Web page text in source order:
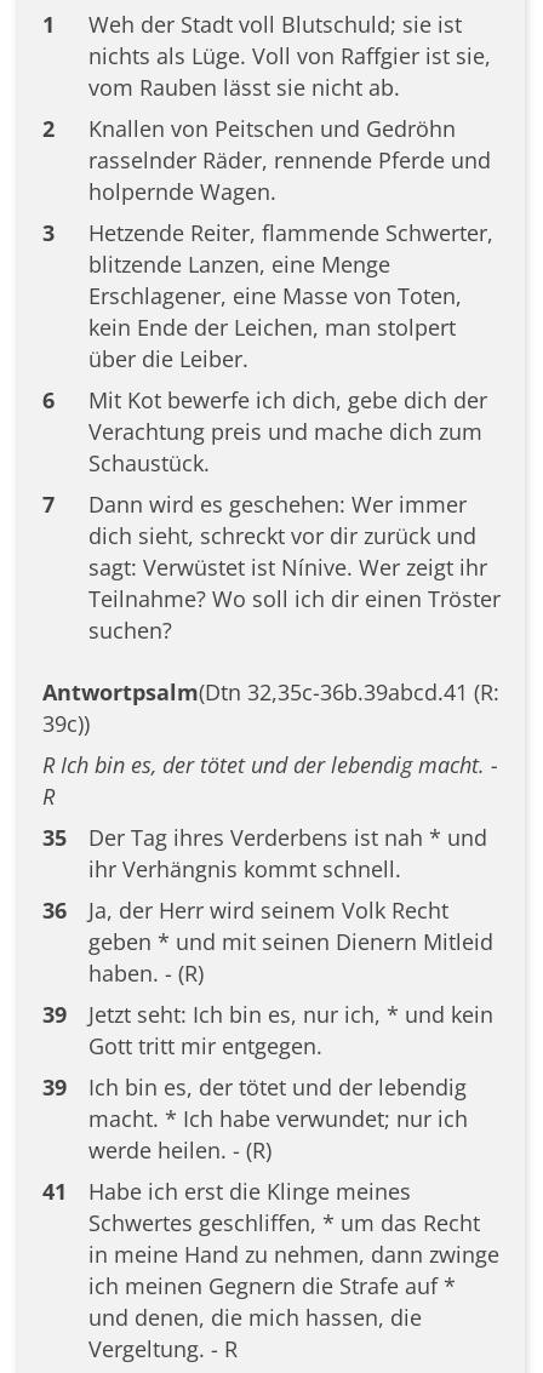
1
Weh der Stadt voll Blutschuld; sie ist
nichts als Lüge. Voll von Raffgier ist sie,
vom Rauben lässt sie nicht ab.
2
Knallen von Peitschen und Gedröhn
rasselnder Räder, rennende Pferde und
holpernde Wagen.
3
Hetzende Reiter, flammende Schwerter,
blitzende Lanzen, eine Menge
Erschlagener, eine Masse von Toten,
kein Ende der Leichen, man stolpert
über die Leiber.
6
Mit Kot bewerfe ich dich, gebe dich der
Verachtung preis und mache dich zum
Schaustück.
7
Dann wird es geschehen: Wer immer
dich sieht, schreckt vor dir zurück und
sagt: Verwüstet ist Nínive. Wer zeigt ihr
Teilnahme? Wo soll ich dir einen Tröster
suchen?
Antwortpsalm(Dtn 32,35c-36b.39abcd.41 (R:
39c))
R Ich bin es, der tötet und der lebendig macht. -
R
35
Der Tag ihres Verderbens ist nah * und
ihr Verhängnis kommt schnell.
36
Ja, der Herr wird seinem Volk Recht
geben * und mit seinen Dienern Mitleid
haben. - (R)
39
Jetzt seht: Ich bin es, nur ich, * und kein
Gott tritt mir entgegen.
39
Ich bin es, der tötet und der lebendig
macht. * Ich habe verwundet; nur ich
werde heilen. - (R)
41
Habe ich erst die Klinge meines
Schwertes geschliffen, * um das Recht
in meine Hand zu nehmen, dann zwinge
ich meinen Gegnern die Strafe auf *
und denen, die mich hassen, die
Vergeltung. - R